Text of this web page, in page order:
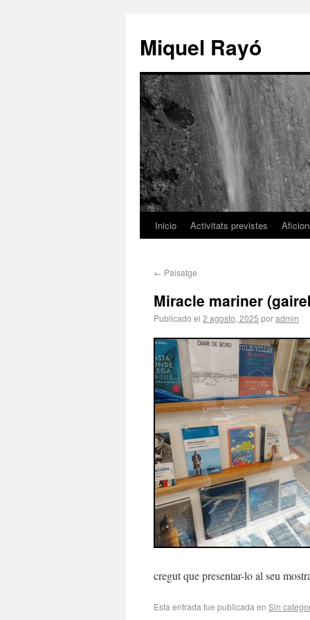
Miquel Rayó
Inicio Activitats previstes
← Paisatge
Miracle mariner
Publicado el 2 agosto, 2025 poradmin
cregut que presentar-lo al seu
Esta entrada fue publicada en Sin